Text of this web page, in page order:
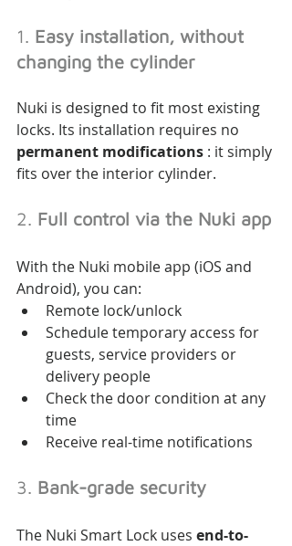
1. Easy installation, without
changing the cylinder
Nuki is designed to fit most existing
locks. Its installation requires no
permanent modifications : it simply
fits over the interior cylinder.
2. Full control via the Nuki app
With the Nuki mobile app (iOS and
Android), you can:
Remote lock/unlock
Schedule temporary access for
guests, service providers or
delivery people
Check the door condition at any
time
Receive real-time notifications
3. Bank-grade security
The Nuki Smart Lock uses end-to-